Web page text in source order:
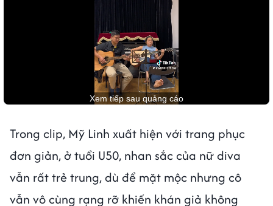
Trong clip, Mỹ Linh xuất hiện với trang phục
đơn giản, ở tuổi U50, nhan sắc của nữ diva
vẫn rất trẻ trung, dù để mặt mộc nhưng cô
vẫn vô cùng rạng rỡ khiến khán giả không